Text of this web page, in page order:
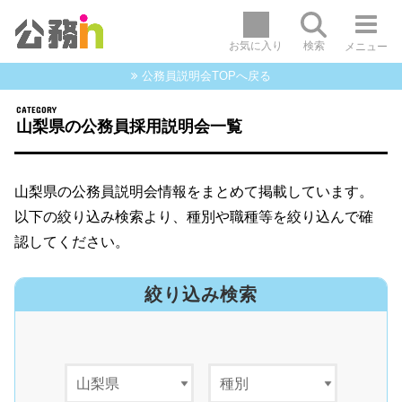
お気に入り 検索 メニュー
公務員説明会TOPへ戻る
山梨県の公務員採用説明会一覧
山梨県の公務員説明会情報をまとめて掲載しています。
以下の絞り込み検索より、種別や職種等を絞り込んで確
認してください。
絞り込み検索